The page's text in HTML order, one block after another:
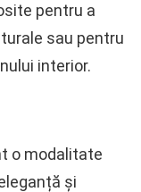
pentru a
sau pentru
interior.
o modalitate
și